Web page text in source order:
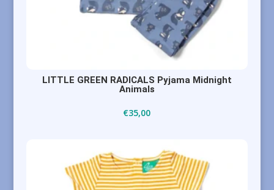
LITTLE GREEN RADICALS Pyjama Midnight
Animals
€35,00